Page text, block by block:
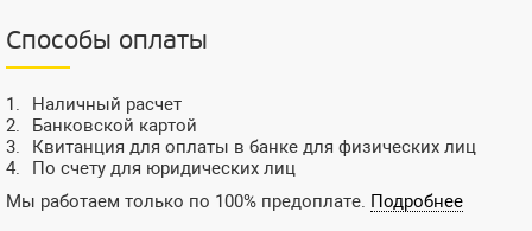
Способы оплаты
Наличный расчет
Банковской картой
Квитанция для оплаты в банке для физических лиц
По счету для юридических лиц
Мы работаем только по 100% предоплате. Подробнее